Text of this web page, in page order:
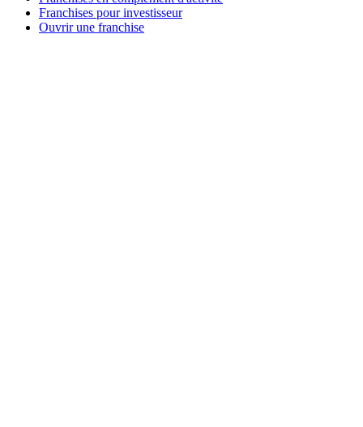
Franchises pour investisseur
Ouvrir une franchise